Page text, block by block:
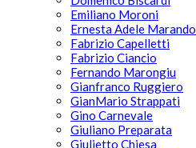
Emiliano Moroni
Ernesta Adele Marando
Fabrizio Capelletti
Fabrizio Ciancio
Fernando Marongiu
Gianfranco Ruggiero
GianMario Strappati
Gino Carnevale
Giuliano Preparata
Giulietto Chiesa